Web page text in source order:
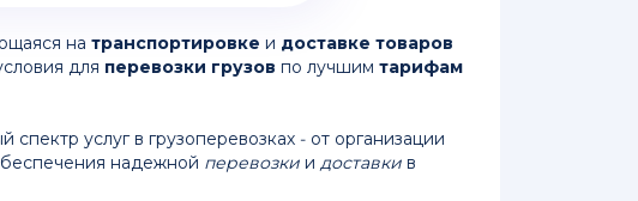
на транспортировке и доставке товаров
для перевозки грузов по лучшим тарифам
услуг в грузоперевозках - от организации
надежной перевозки и доставки в